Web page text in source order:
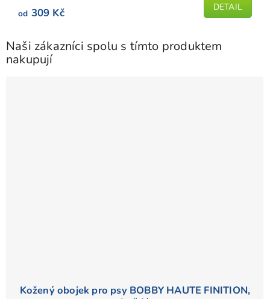
hvězdiček.
od 309 Kč DETAIL
Naši zákazníci spolu s tímto produktem
nakupují
Kožený obojek pro psy BOBBY HAUTE FINITION,